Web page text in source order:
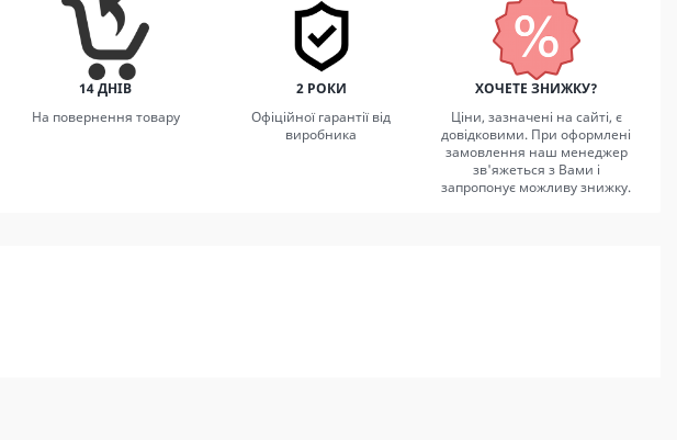
14 ДНІВ
На повернення товару
2 РОКИ
Офіційної гарантії від
виробника
ХОЧЕТЕ ЗНИЖКУ?
Ціни, зазначені на сайті, є
довідковими. При оформлені
замовлення наш менеджер
зв'яжеться з Вами і
запропонує можливу знижку.